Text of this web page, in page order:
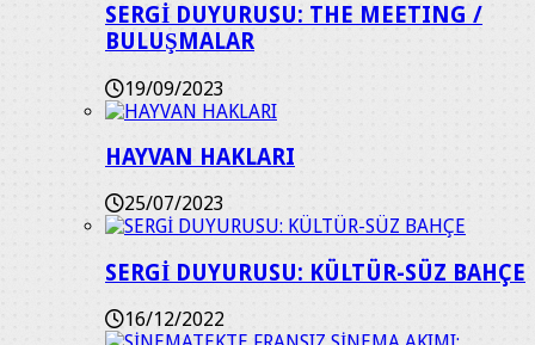
SERGİ DUYURUSU: THE MEETING /
BULUŞMALAR
19/09/2023
HAYVAN HAKLARI
25/07/2023
SERGİ DUYURUSU: KÜLTÜR-SÜZ BAHÇE
16/12/2022